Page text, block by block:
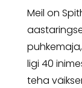
Meil on
ligi 40
teha